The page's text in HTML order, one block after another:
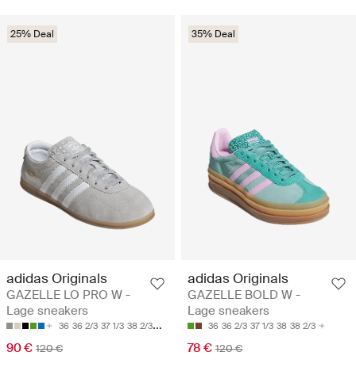
25% Deal
adidas Originals
GAZELLE LO PRO W -
Lage sneakers
36 36 2/3 37 1/3 38 2/3 39 1/3
90 € 120 €
35% Deal
adidas Originals
GAZELLE BOLD W -
Lage sneakers
36 36 2/3 37 1/3 38 38 2/3
78 € 120 €